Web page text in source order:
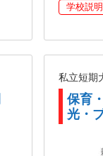
学校説明
私立短期
保育
光・